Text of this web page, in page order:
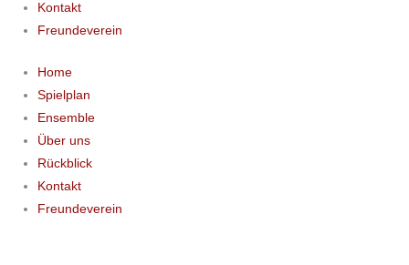
Kontakt
Freundeverein
Home
Spielplan
Ensemble
Über uns
Rückblick
Kontakt
Freundeverein